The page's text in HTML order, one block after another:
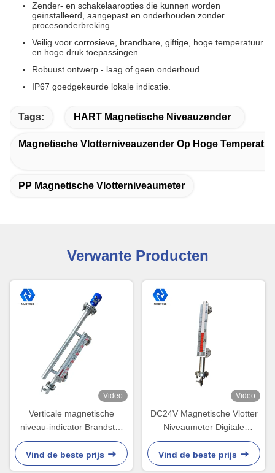
Zender- en schakelaaropties die kunnen worden
geïnstalleerd, aangepast en onderhouden zonder
procesonderbreking.
Veilig voor corrosieve, brandbare, giftige, hoge temperatuur
en hoge druk toepassingen.
Robuust ontwerp - laag of geen onderhoud.
IP67 goedgekeurde lokale indicatie.
Tags: HART Magnetische Niveauzender
Magnetische Vlotterniveauzender Op Hoge
PP Magnetische Vlotterniveaumeter
Verwante Producten
Video
Verticale magnetische
niveau-indicator Brandstof
SIL DC 4-20mA roestvrij
staal
Vind de beste prijs
Video
DC24V Magnetische Vlotter
Niveaumeter Digitale
Uitgang M20*1.5
Vind de beste prijs